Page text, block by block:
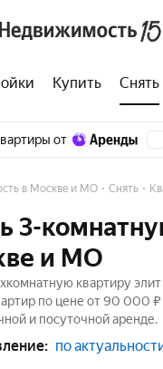
Купить Снять
от
в Москве и МО Снять
3-
и МО
квартиру
по цене от 90 000
и посуточной аренде.
по